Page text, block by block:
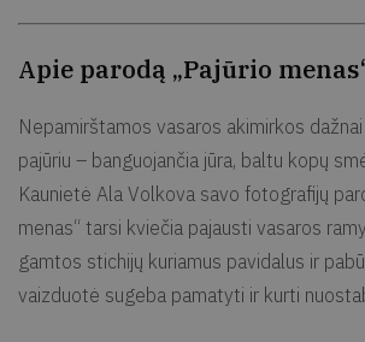
Apie parodą „Pajūrio
Nepamirštamos vasaros akimirkos
pajūriu – banguojančia jūra, baltu kopų
Kaunietė Ala Volkova savo fotografijų
menas“ tarsi kviečia pajausti vasaros
gamtos stichijų kuriamus pavidalus ir
vaizduotė sugeba pamatyti ir kurti